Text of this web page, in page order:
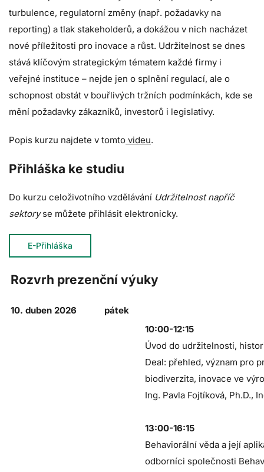
turbulence, regulatorní změny (např. požadavky na
reporting) a tlak stakeholderů, a dokážou v nich nacházet
nové příležitosti pro inovace a růst. Udržitelnost se dnes
stává klíčovým strategickým tématem každé firmy i
veřejné instituce – nejde jen o splnění regulací, ale o
schopnost obstát v bouřlivých tržních podmínkách, kde se
mění požadavky zákazníků, investorů i legislativy.
Popis kurzu najdete v tomto videu.
Přihláška ke studiu
Do kurzu celoživotního vzdělávání Udržitelnost napříč
sektoryse můžete přihlásit elektronicky.
E-Přihláška
Rozvrh prezenční výuky
10. duben 2026
pátek
10:00-12:15
Úvod do udržitelnosti,
Deal: přehled, význam pro
biodiverzita, inovace ve
Ing. Pavla Fojtíková, Ph.D.,
13:00-16:15
Behaviorální věda a její
odborníci společnosti